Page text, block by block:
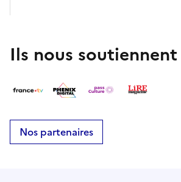
Ils nous soutiennent
Nos partenaires